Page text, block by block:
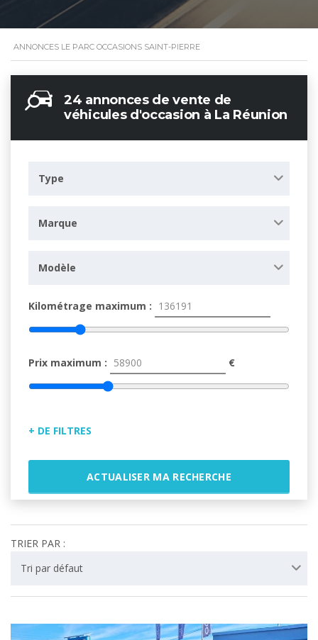
ANNONCES LE PARC OCCASIONS SAINT-PIERRE
24 annonces de vente de
véhicules d'occasion à La Réunion
Type
Marque
Modèle
Kilométrage maximum :
Prix maximum : €
+ DE FILTRES
Énergie
ACTUALISER MA RECHERCHE
TRIER PAR :
Tri par défaut